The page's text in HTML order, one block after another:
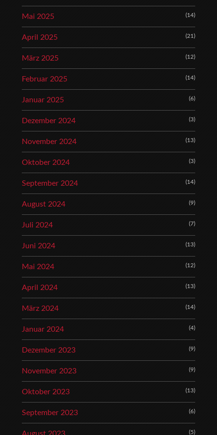
Mai 2025 (14)
April 2025 (21)
März 2025 (12)
Februar 2025 (14)
Januar 2025 (6)
Dezember 2024 (3)
November 2024 (13)
Oktober 2024 (3)
September 2024 (14)
August 2024 (9)
Juli 2024 (7)
Juni 2024 (13)
Mai 2024 (12)
April 2024 (13)
März 2024 (14)
Januar 2024 (4)
Dezember 2023 (9)
November 2023 (9)
Oktober 2023 (13)
September 2023 (6)
(5)